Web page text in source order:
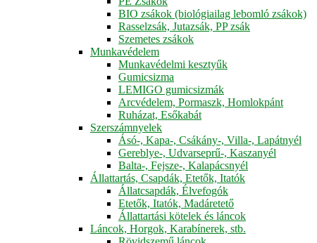
BIO zsákok (biológiailag lebomló zsákok)
Rasselzsák, Jutazsák, PP zsák
Szemetes zsákok
Munkavédelem
Munkavédelmi kesztyűk
Gumicsizma
LEMIGO gumicsizmák
Arcvédelem, Pormaszk, Homlokpánt
Ruházat, Esőkabát
Szerszámnyelek
Ásó-, Kapa-, Csákány-, Villa-, Lapátnyél
Gereblye-, Udvarseprű-, Kaszanyél
Balta-, Fejsze-, Kalapácsnyél
Állattartás, Csapdák, Etetők, Itatók
Állatcsapdák, Élvefogók
Etetők, Itatók, Madáretető
Állattartási kötelek és láncok
Láncok, Horgok, Karabínerek, stb.